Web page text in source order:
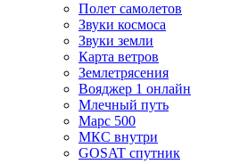
Полет самолетов
Звуки космоса
Звуки земли
Карта ветров
Землетрясения
Вояджер 1 онлайн
Млечный путь
Марс 500
МКС внутри
GOSAT спутник